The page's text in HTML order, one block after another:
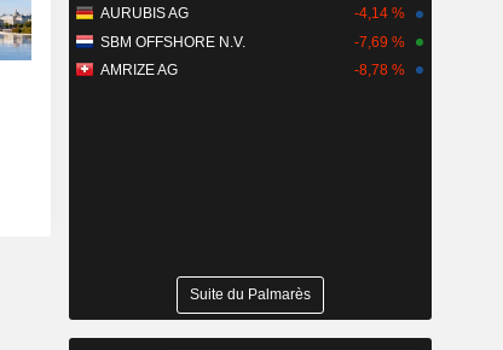
AURUBIS AG
-4,14 %
SBM OFFSHORE N.V.
-7,69 %
AMRIZE AG
-8,78 %
Suite du Palmarès